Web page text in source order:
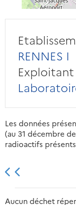
RENNES I
Exploitant
Les données
(au 31 décembre
radioactifs
Aucun déchet